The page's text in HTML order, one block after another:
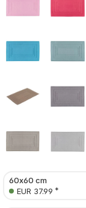
60x60 cm
EUR 37.99 *